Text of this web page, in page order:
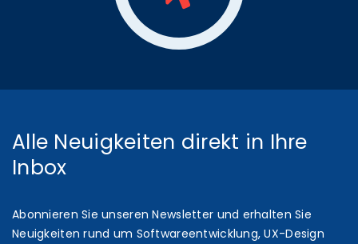
Alle Neuigkeiten direkt in Ihre
Inbox
Abonnieren Sie unseren Newsletter und erhalten Sie
Neuigkeiten rund um Softwareentwicklung, UX-Design